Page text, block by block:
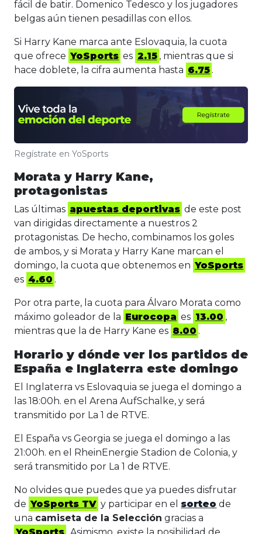
fácil de batir. Domenico Tedesco y los jugadores
belgas aún tienen pesadillas con ellos.
Si Harry Kane marca ante Eslovaquia, la cuota
que ofrece YoSports es 2.15 , mientras que si
hace doblete, la cifra aumenta hasta 6.75 .
Regístrate en YoSports
Morata y Harry Kane,
protagonistas
Las últimas apuestas deportivas de este post
van dirigidas directamente a nuestros 2
protagonistas. De hecho, combinamos los goles
de ambos, y si Morata y Harry Kane marcan el
domingo, la cuota que obtenemos en YoSports
es 4.60 .
Por otra parte, la cuota para Álvaro Morata como
máximo goleador de la Eurocopa es 13.00 ,
mientras que la de Harry Kane es 8.00 .
Horario y dónde ver los partidos de
España e Inglaterra este domingo
El Inglaterra vs Eslovaquia se juega el domingo a
las 18:00h. en el Arena AufSchalke, y será
transmitido por La 1 de RTVE.
El España vs Georgia se juega el domingo a las
21:00h. en el RheinEnergie Stadion de Colonia, y
será transmitido por La 1 de RTVE.
No olvides que puedes que ya puedes disfrutar
de YoSports TV y participar en el sorteo de
una camiseta de la Selección gracias a